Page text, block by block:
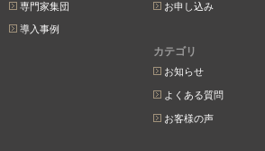
専門家集団
導入事例
お申し込み
カテゴリ
お知らせ
よくある質問
お客様の声